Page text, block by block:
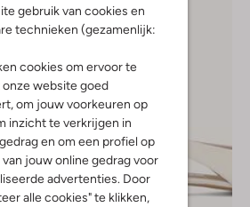
gebruik van cookies en
technieken (gezamenlijk:
cookies om ervoor te
website goed
om jouw voorkeuren op
inzicht te verkrijgen in
en om een profiel op
jouw online gedrag voor
advertenties. Door
alle cookies" te klikken,